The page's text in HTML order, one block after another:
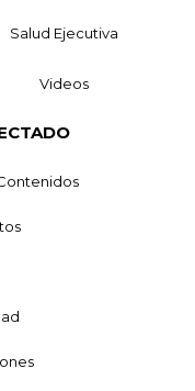
Salud Ejecutiva
Videos